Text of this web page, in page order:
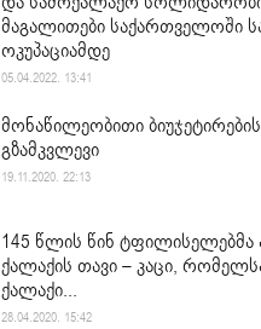
მაგალითები საქართველოში
ოკუპაციამდე
05.04.2022. 13:41
მონაწილეობითი ბიუჯეტირების
გზამკვლევი
19.11.2020. 22:13
145 წლის წინ ტფილისელებმა
ქალაქის თავი – კაცი,
ქალაქი...
28.04.2020. 15:42